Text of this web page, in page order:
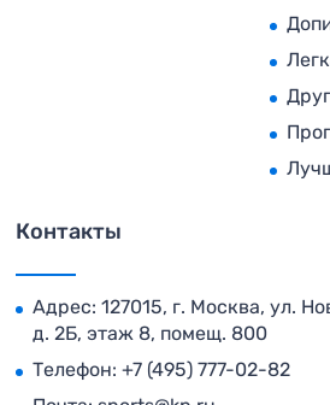
Контакты
Адрес: 127015, г. Москва, ул.
д. 2Б, этаж 8, помещ. 800
Телефон: +7 (495) 777-02-82